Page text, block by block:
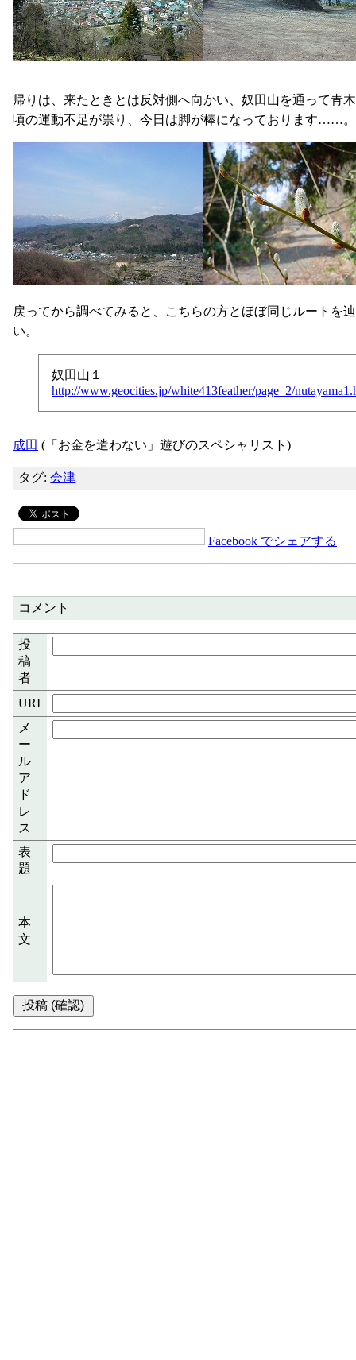
帰りは、来たときとは反対側へ向かい、奴田山を通って青
頃の運動不足が祟り、今日は脚が棒になっております……
戻ってから調べてみると、こちらの方とほぼ同じルートを
い。
奴田山１
http://www.geocities.jp/white413feather/page_2/
成田 (「お金を遣わない」遊びのスペシャリスト)
タグ:会津
Facebook でシェアする
コメント
投
稿
者
URI
メ
ー
ル
ア
ド
レ
ス
表
題
本
文